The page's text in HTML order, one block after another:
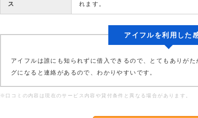
ス
れます。
アイフルを利用した
アイフルは誰にも知られずに借入できるので、とてもありが
グになると連絡があるので、わかりやすいです。
※口コミの内容は現在のサービス内容や貸付条件と異なる場合があります。